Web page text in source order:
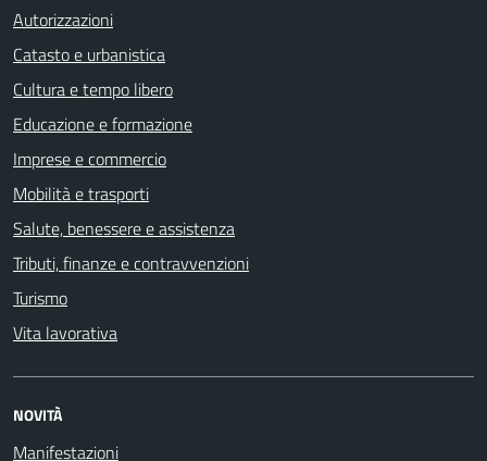
Autorizzazioni
Catasto e urbanistica
Cultura e tempo libero
Educazione e formazione
Imprese e commercio
Mobilità e trasporti
Salute, benessere e assistenza
Tributi, finanze e contravvenzioni
Turismo
Vita lavorativa
NOVITÀ
Manifestazioni